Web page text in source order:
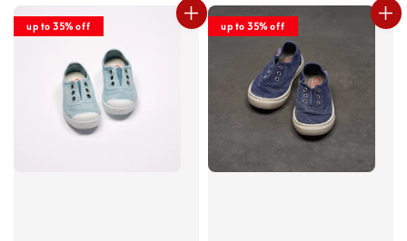
up to 35% off up to 35% off